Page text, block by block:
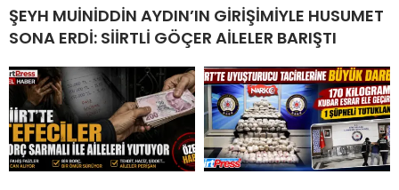
ŞEYH MUİNİDDİN AYDIN’IN GİRİŞİMİYLE HUSUMET
SONA ERDİ: SİİRTLİ GÖÇER AİLELER BARIŞTI